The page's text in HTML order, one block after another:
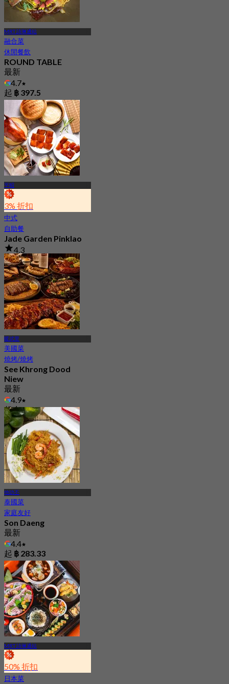
MRT 詩琳通站
融合菜
休閒餐飲
ROUND TABLE
最新
4.7
起 ฿ 397.5
平昭
3% 折扣
中式
自助餐
Jade Garden Pinklao
4.3
330 已預訂
起฿ 639
暖武里
美國菜
燒烤/燒烤
See Khrong Dood
Niew
最新
4.9
起฿ 890
他叻丕
泰國菜
家庭友好
Son Daeng
最新
4.4
起 ฿ 283.33
MRT 詩琳通站
50% 折扣
日本菜